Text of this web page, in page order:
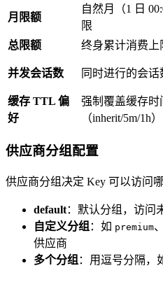
月限额
自然月（1 日
限
总限额 终身累计消费上
并发会话数 同时进行的会话
缓存 TTL 偏
好
强制覆盖缓存时
（inherit/5m/1h）
供应商分组配置
供应商分组决定 Key 可以访问
default：默认分组，访问
自定义分组 ：如 premium、
供应商
多个分组 ：用逗号分隔，